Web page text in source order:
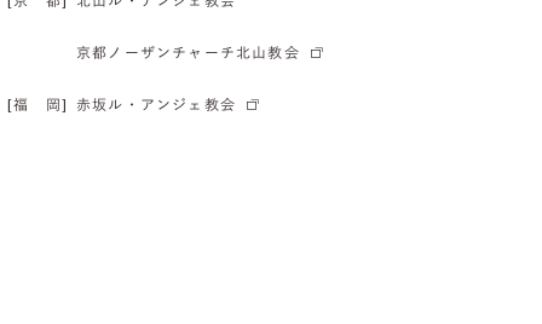
京都ノーザンチャーチ北山教会
[福 岡] 赤坂ル・アンジェ教会